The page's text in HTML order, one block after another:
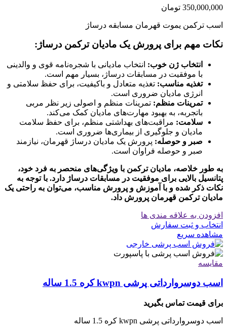
350,000,000 تومان
اسب ترکمن یموت قهرمان مسابقه درساژ
نکات مهم برای پرورش یک مادیان ترکمن درساژ:
انتخاب ژن خوب: انتخاب مادیانی با شجره‌نامه قوی و والدینی
با موفقیت در مسابقات درساژ، بسیار مهم است.
تغذیه مناسب: تغذیه متعادل و باکیفیت، برای حفظ سلامتی و
انرژی مادیان ضروری است.
تمرینات منظم: تمرینات منظم و اصولی زیر نظر مربی
باتجربه، به بهبود مهارت‌های مادیان کمک می‌کند.
سلامت: مراقبت‌های بهداشتی منظم، برای حفظ سلامت
مادیان و جلوگیری از بیماری‌ها ضروری است.
صبر و حوصله: پرورش یک مادیان درساژ قهرمان، نیازمند
صبر و حوصله فراوان است.
به طور خلاصه، مادیان ترکمن با ویژگی‌های منحصر به فرد خود،
پتانسیل بالایی برای موفقیت در مسابقات درساژ دارد. با توجه به
نکات ذکر شده و با آموزش و پرورش مناسب، می‌توان به راحتی یک
مادیان ترکمن قهرمان پرورش داد.
افزودن به علاقه مندی ها
انتخاب و ثبت سفارش
مشاهده سریع
مقایسه
اسب دوسروارداتی پرشی kwpn کره 1.5 ساله
برای قیمت تماس بگیرید
اسب دوسروارداتی پرشی kwpn کره 1.5 ساله